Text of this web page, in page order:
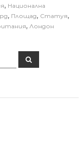
, Национална
, Площад, Статуя,
, Лондон
Т
ъ
е